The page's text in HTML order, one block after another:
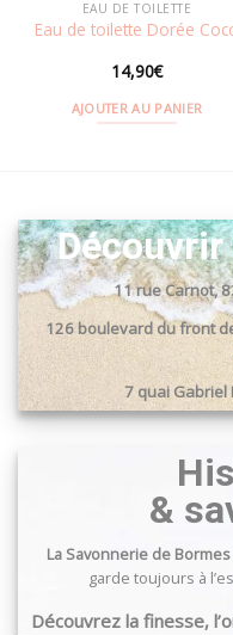
EAU DE TOILETTE
Eau de toilette Dorée
14,90€
AJOUTER AU PANIER
11 rue Carnot,
126 boulevard du front
7 quai Gabriel
&
La Savonnerie de Bormes
garde toujours à
Découvrez la finesse,